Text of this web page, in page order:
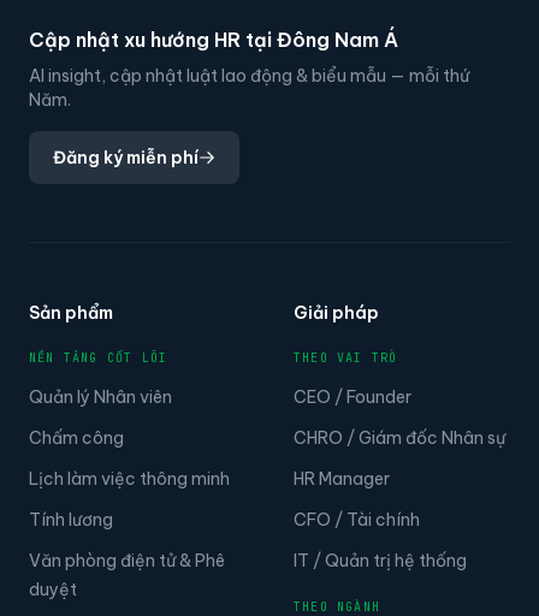
Cập nhật xu hướng HR tại Đông Nam Á
AI insight, cập nhật luật lao động & biểu mẫu — mỗi thứ
Năm.
Đăng ký miễn phí
Sản phẩm
NỀN TẢNG CỐT LÕI
Quản lý Nhân viên
Chấm công
Lịch làm việc thông minh
Tính lương
Văn phòng điện tử & Phê
duyệt
Giải pháp
THEO VAI TRÒ
CEO / Founder
CHRO / Giám đốc Nhân sự
HR Manager
CFO / Tài chính
IT / Quản trị hệ thống
THEO NGÀNH